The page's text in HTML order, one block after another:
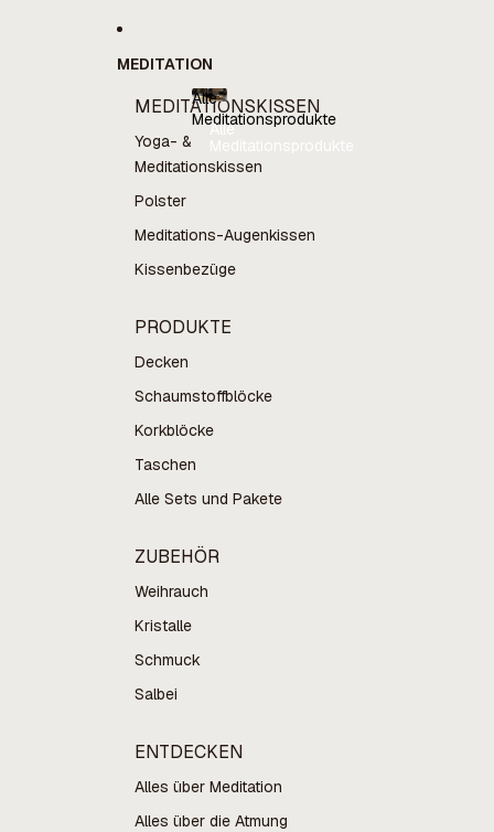
MEDITATION
MEDITATIONSKISSEN
Yoga- &
Meditationskissen
Polster
Meditations-Augenkissen
Kissenbezüge
PRODUKTE
Decken
Schaumstoffblöcke
Korkblöcke
Taschen
Alle Sets und Pakete
ZUBEHÖR
Weihrauch
Kristalle
Schmuck
Salbei
ENTDECKEN
Alles über Meditation
Alles über die Atmung
Alle
Meditationsprodukte
Alle